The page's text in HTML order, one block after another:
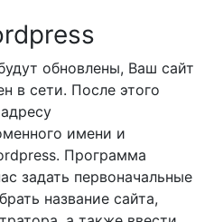
обновлены, Ваш сайт
в сети. После этого
имени и
Программа
задать первоначальные
название сайта,